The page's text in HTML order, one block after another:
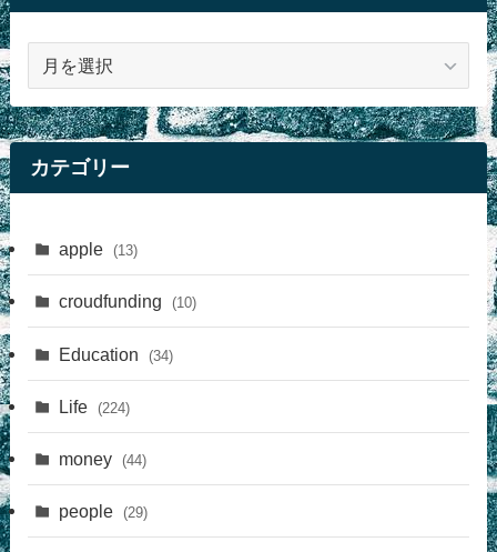
カテゴリー
apple (13)
croudfunding (10)
Education (34)
Life (224)
money (44)
people (29)